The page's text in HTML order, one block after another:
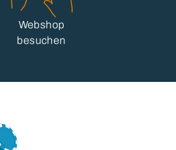
Webshop
besuchen